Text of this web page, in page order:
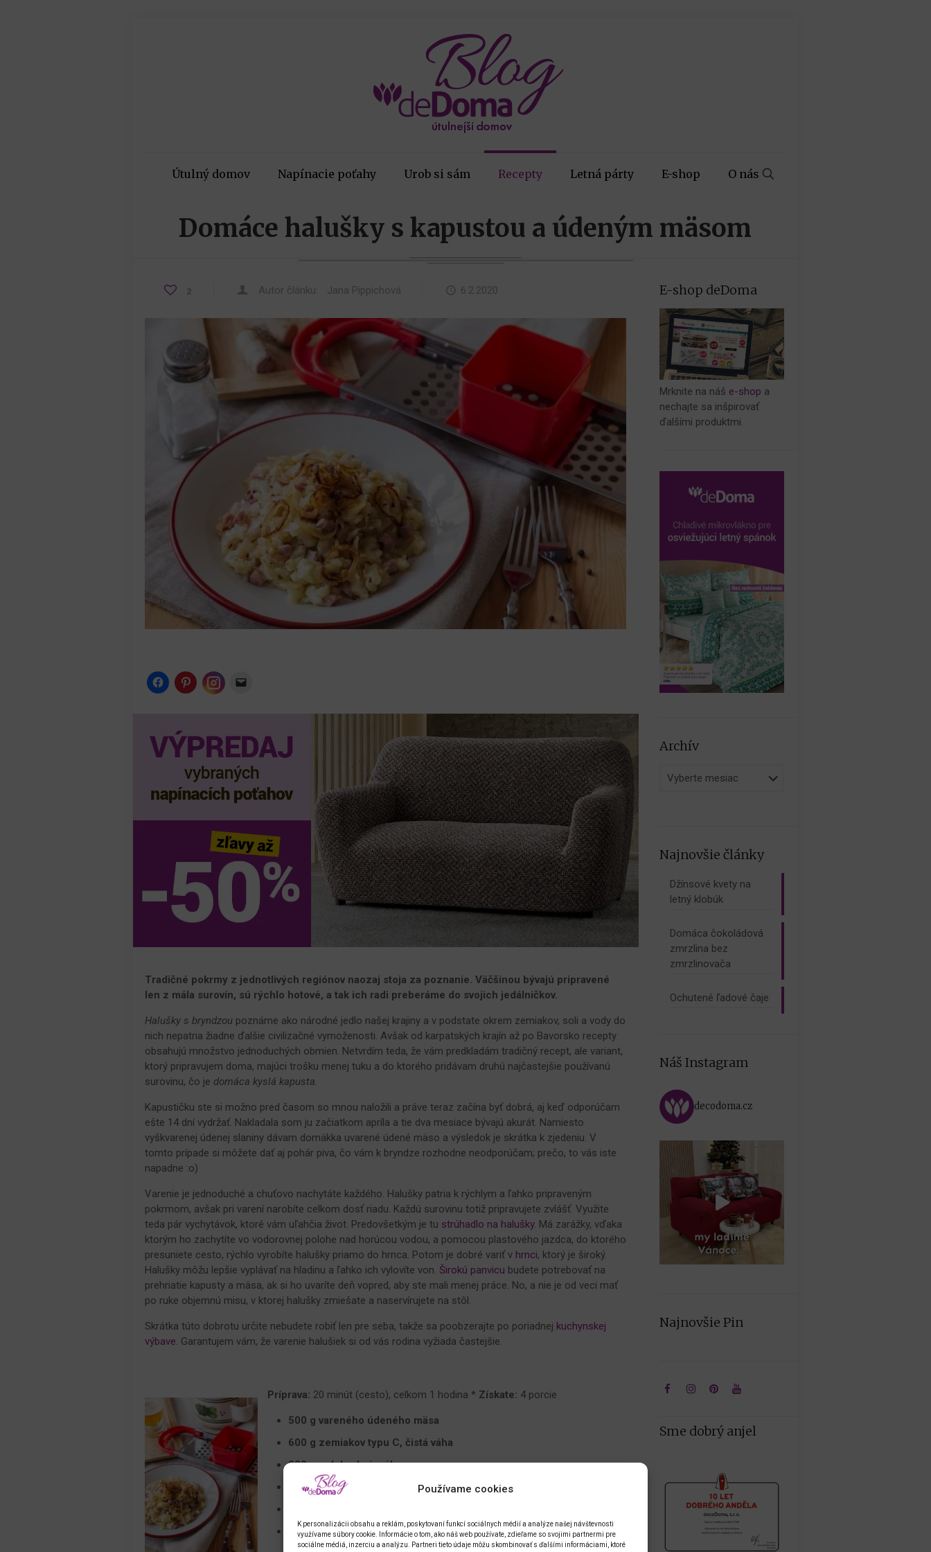
Používame cookies
K personalizácii obsahu a reklám, poskytovaní funkcí sociálnych médií a analýze našej návštevnosti
využívame súbory cookie. Informácie o tom, ako náš web používate, zdieľame so svojimi partnermi pre
sociálne médiá, inzerciu a analýzu. Partneri tieto údaje môžu skombinovať s ďalšími informáciami, ktoré
Útulný domov Napínacie poťahy Urob si sám Recepty Letná párty E-shop O nás
Domáce halušky s kapustou a údeným mäsom
2 Autor článku: Jana Pippichová 6.2.2020
Instagram
Tradičné pokrmy z jednotlivých regiónov naozaj stoja za poznanie. Väčšinou bývajú pripravené
len z mála surovín, sú rýchlo hotové, a tak ich radi preberáme do svojich jedálničkov.
Halušky s bryndzou poznáme ako národné jedlo našej krajiny a v podstate okrem zemiakov, soli a vody do
nich nepatria žiadne ďalšie civilizačné vymoženosti. Avšak od karpatských krajín až po Bavorsko recepty
obsahujú množstvo jednoduchých obmien. Netvrdím teda, že vám predkladám tradičný recept, ale variant,
ktorý pripravujem doma, majúci trošku menej tuku a do ktorého pridávam druhú najčastejšie používanú
surovinu, čo je domáca kyslá kapusta.
Kapustičku ste si možno pred časom so mnou naložili a práve teraz začína byť dobrá, aj keď odporúčam
ešte 14 dní vydržať. Nakladala som ju začiatkom apríla a tie dva mesiace bývajú akurát. Namiesto
vyškvarenej údenej slaniny dávam domäkka uvarené údené mäso a výsledok je skrátka k zjedeniu. V
tomto prípade si môžete dať aj pohár piva, čo vám k bryndze rozhodne neodporúčam; prečo, to vás iste
napadne :o)
Varenie je jednoduché a chuťovo nachytáte každého. Halušky patria k rýchlym a ľahko pripraveným
pokrmom, avšak pri varení narobíte celkom dosť riadu. Každú surovinu totiž pripravujete zvlášť. Využite
teda pár vychytávok, ktoré vám uľahčia život. Predovšetkým je tu strúhadlo na halušky. Má zarážky, vďaka
ktorým ho zachytíte vo vodorovnej polohe nad horúcou vodou, a pomocou plastového jazdca, do ktorého
presuniete cesto, rýchlo vyrobíte halušky priamo do hrnca. Potom je dobré variť v hrnci, ktorý je široký.
Halušky môžu lepšie vyplávať na hladinu a ľahko ich vylovíte von. Širokú panvicu budete potrebovať na
prehriatie kapusty a mäsa, ak si ho uvaríte deň vopred, aby ste mali menej práce. No, a nie je od veci mať
po ruke objemnú misu, v ktorej halušky zmiešate a naservírujete na stôl.
Skrátka túto dobrotu určite nebudete robiť len pre seba, takže sa poobzerajte po poriadnej kuchynskej
výbave. Garantujem vám, že varenie halušiek si od vás rodina vyžiada častejšie.
Príprava: 20 minút (cesto), celkom 1 hodina * Získate: 4 porcie
500 g vareného údeného mäsa
600 g zemiakov typu C, čistá váha
200 g polohrubej múky
soľ a čierne korenie
3 stredne veľké cibule
E-shop deDoma
Mrknite na náš e-shop a
nechajte sa inšpirovať
ďalšími produktmi.
Archív
Archív
Najnovšie články
Džínsové kvety na
letný klobúk
Domáca čokoládová
zmrzlina bez
zmrzlinovača
Ochutené ľadové čaje
Náš Instagram
decodoma.cz
Najnovšie Pin
Sme dobrý anjel